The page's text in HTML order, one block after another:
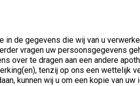
in de gegevens die wij van u
vragen uw persoonsgegevens
over te dragen aan een andere
tenzij op ons een wettelijk
kunnen wij u om een kopie van